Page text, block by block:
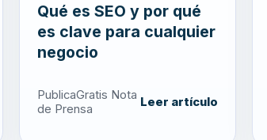
Qué es SEO y por qué
es clave para cualquier
negocio
PublicaGratis Nota
de Prensa
Leer artículo